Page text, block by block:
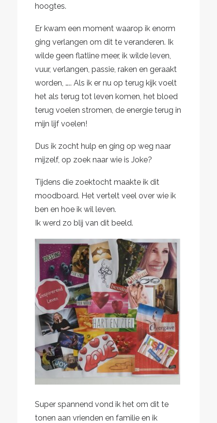
hoogtes.
Er kwam een moment waarop ik enorm
ging verlangen om dit te veranderen. Ik
wilde geen flatline meer, ik wilde leven,
vuur, verlangen, passie, raken en geraakt
worden, ….. Als ik er nu op terug kijk voelt
het als terug tot leven komen, het bloed
terug voelen stromen, de energie terug in
mijn lijf voelen!
Dus ik zocht hulp en ging op weg naar
mijzelf, op zoek naar wie is Joke?
Tijdens die zoektocht maakte ik dit
moodboard. Het vertelt veel over wie ik
ben en hoe ik wil leven.
Ik werd zo blij van dit beeld.
Super spannend vond ik het om dit te
tonen aan vrienden en familie en ik